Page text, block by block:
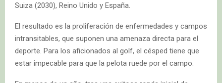
Suiza (2030), Reino Unido y España.
El resultado es la proliferación de enfermedades y campos
intransitables, que suponen una amenaza directa para el
deporte. Para los aficionados al golf, el césped tiene que
estar impecable para que la pelota ruede por el campo.